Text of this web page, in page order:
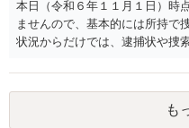
本日（令和６年１１月１日）時
ませんので、基本的には所持で
状況からだけでは、逮捕状や捜
も